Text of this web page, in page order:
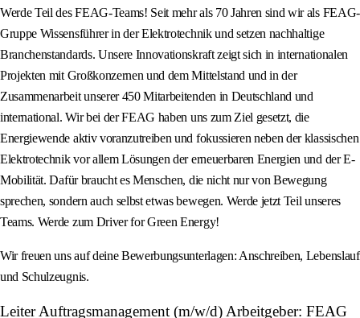
Werde Teil des FEAG-Teams! Seit mehr als 70 Jahren sind wir als FEAG-
Gruppe Wissensführer in der Elektrotechnik und setzen nachhaltige
Branchenstandards. Unsere Innovationskraft zeigt sich in internationalen
Projekten mit Großkonzernen und dem Mittelstand und in der
Zusammenarbeit unserer 450 Mitarbeitenden in Deutschland und
international. Wir bei der FEAG haben uns zum Ziel gesetzt, die
Energiewende aktiv voranzutreiben und fokussieren neben der klassischen
Elektrotechnik vor allem Lösungen der erneuerbaren Energien und der E-
Mobilität. Dafür braucht es Menschen, die nicht nur von Bewegung
sprechen, sondern auch selbst etwas bewegen. Werde jetzt Teil unseres
Teams. Werde zum Driver for Green Energy!
Wir freuen uns auf deine Bewerbungsunterlagen: Anschreiben, Lebenslauf
und Schulzeugnis.
Leiter Auftragsmanagement (m/w/d) Arbeitgeber: FEAG